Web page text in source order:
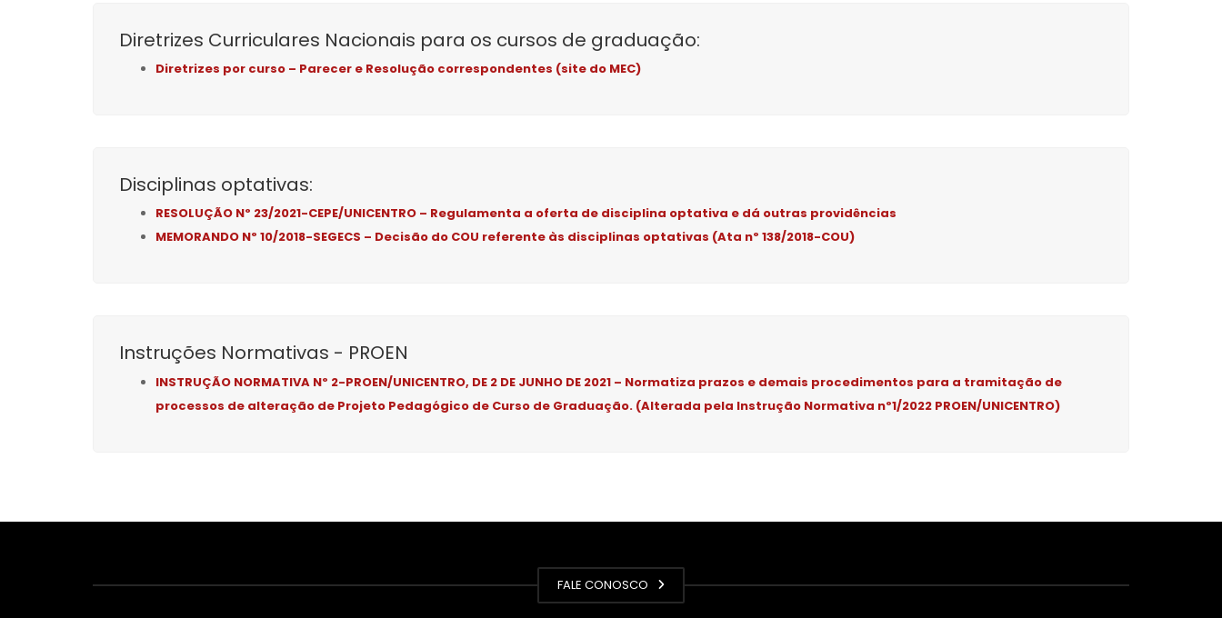
Diretrizes Curriculares Nacionais para os cursos de graduação:
Diretrizes por curso – Parecer e Resolução correspondentes (site do MEC)
Disciplinas optativas:
RESOLUÇÃO Nº 23/2021-CEPE/UNICENTRO – Regulamenta a oferta de disciplina optativa e dá outras providências
MEMORANDO Nº 10/2018-SEGECS – Decisão do COU referente às disciplinas optativas (Ata nº 138/2018-COU)
Instruções Normativas - PROEN
INSTRUÇÃO NORMATIVA Nº 2-PROEN/UNICENTRO, DE 2 DE JUNHO DE 2021 – Normatiza prazos e demais procedimentos para a tramitação de
processos de alteração de Projeto Pedagógico de Curso de Graduação. (Alterada pela Instrução Normativa nº1/2022 PROEN/UNICENTRO)
FALE CONOSCO